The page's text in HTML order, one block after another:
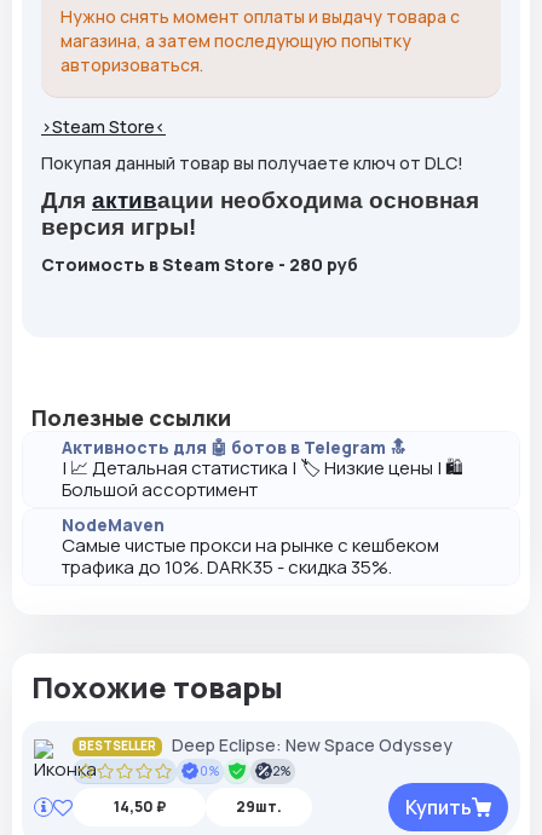
Нужно снять момент оплаты и выдачу товара с
магазина, а затем последующую попытку
авторизоваться.
>Steam Store<
Покупая данный товар вы получаете ключ от DLC!
Для активации необходима основная
версия игры!
Cтоимость в Steam Store - 280 pуб
Полезные ссылки
Активность для 🤖 ботов в Telegram 🔝
| 📈 Детальная статистика | 🏷️ Низкие цены | 🛍️
Большой ассортимент
NodeMaven
Самые чистые прокси на рынке с кешбеком
трафика до 10%. DARK35 - скидка 35%.
Похожие товары
BESTSELLER Deep Eclipse: New Space Odyssey
0% 2%
14,50 ₽ 29шт. Купить